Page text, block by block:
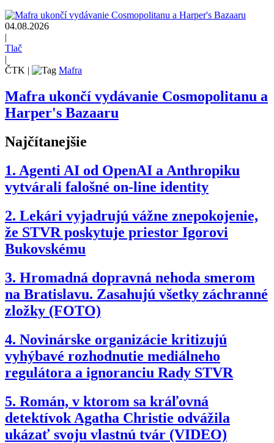
04.08.2026
|
Tlač
|
ČTK | Mafra
Mafra ukončí vydávanie Cosmopolitanu a
Harper's Bazaaru
Najčítanejšie
1. Agenti AI od OpenAI a Anthropiku
vytvárali falošné on-line identity
2. Lekári vyjadrujú vážne znepokojenie,
že STVR poskytuje priestor Igorovi
Bukovskému
3. Hromadná dopravná nehoda smerom
na Bratislavu. Zasahujú všetky záchranné
zložky (FOTO)
4. Novinárske organizácie kritizujú
vyhýbavé rozhodnutie mediálneho
regulátora a ignoranciu Rady STVR
5. Román, v ktorom sa kráľovná
detektívok Agatha Christie odvážila
ukázať svoju vlastnú tvár (VIDEO)